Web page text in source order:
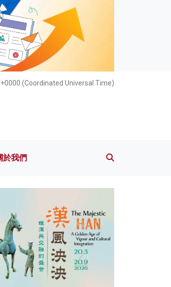
(Coordinated Universal Time)
關於我們
於我們